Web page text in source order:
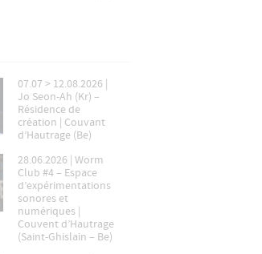
07.07 > 12.08.2026 |
Jo Seon-Ah (Kr) –
Résidence de
création | Couvant
d’Hautrage (Be)
28.06.2026 | Worm
Club #4 – Espace
d’expérimentations
sonores et
numériques |
Couvent d’Hautrage
(Saint-Ghislain – Be)